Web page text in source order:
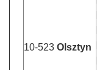
10-523 Olsztyn